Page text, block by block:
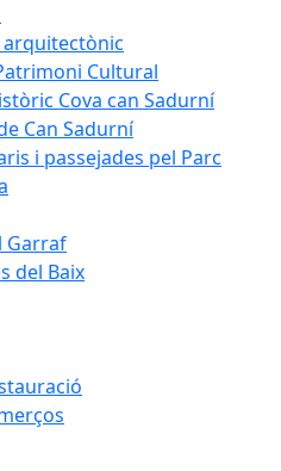
Cultural
Cova can Sadurní
Can Sadurní
i passejades pel Parc
Garraf
del Baix